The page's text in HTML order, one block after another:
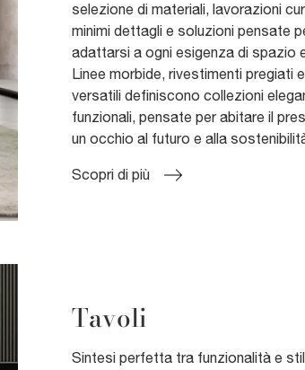
selezione di materiali, lavorazioni
minimi dettagli e soluzioni pensate
adattarsi a ogni esigenza di spazio
Linee morbide, rivestimenti pregiati
versatili definiscono collezioni
funzionali, pensate per abitare il
un occhio al futuro e alla
Scopri di più
Tavoli
Sintesi perfetta tra funzionalità e